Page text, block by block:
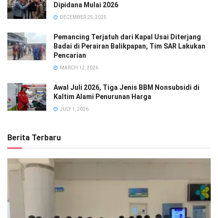
Dipidana Mulai 2026
DECEMBER 25, 2025
Pemancing Terjatuh dari Kapal Usai Diterjang
Badai di Perairan Balikpapan, Tim SAR Lakukan
Pencarian
MARCH 12, 2026
Awal Juli 2026, Tiga Jenis BBM Nonsubsidi di
Kaltim Alami Penurunan Harga
JULY 1, 2026
Berita Terbaru